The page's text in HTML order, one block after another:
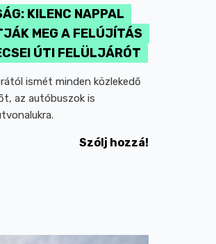
KILENC NAPPAL
MEG A FELÚJÍTÁS
ÚTI FELÜLJÁRÓT
ismét minden közlekedő
az autóbuszok is
Szólj hozzá!